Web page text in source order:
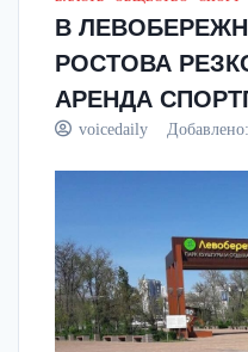
В
РОСТОВА
АРЕНДА
voicedaily Добавлено: